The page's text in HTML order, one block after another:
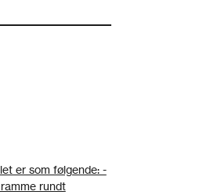
er som følgende: -
rundt